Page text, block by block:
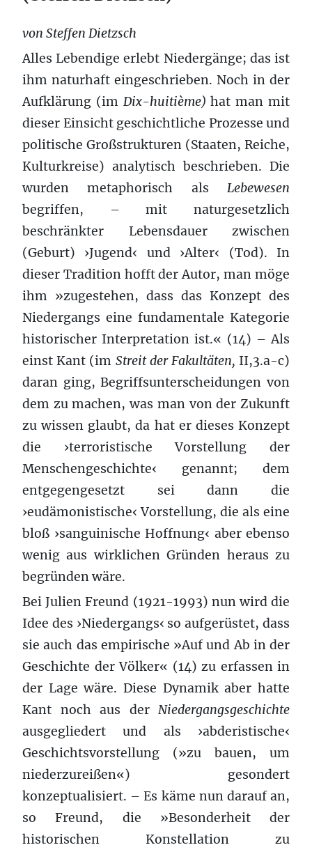
von Steffen Dietzsch
Alles Lebendige erlebt Niedergänge; das ist
ihm naturhaft eingeschrieben. Noch in der
Aufklärung (im Dix-huitième) hat man mit
dieser Einsicht geschichtliche Prozesse und
politische Großstrukturen (Staaten, Reiche,
Kulturkreise) analytisch beschrieben. Die
wurden metaphorisch als Lebewesen
begriffen, – mit naturgesetzlich
beschränkter Lebensdauer zwischen
(Geburt) ›Jugend‹ und ›Alter‹ (Tod). In
dieser Tradition hofft der Autor, man möge
ihm »zugestehen, dass das Konzept des
Niedergangs eine fundamentale Kategorie
historischer Interpretation ist.« (14) – Als
einst Kant (im Streit der Fakultäten, II,3.a-c)
daran ging, Begriffsunterscheidungen von
dem zu machen, was man von der Zukunft
zu wissen glaubt, da hat er dieses Konzept
die ›terroristische Vorstellung der
Menschengeschichte‹ genannt; dem
entgegengesetzt sei dann die
›eudämonistische‹ Vorstellung, die als eine
bloß ›sanguinische Hoffnung‹ aber ebenso
wenig aus wirklichen Gründen heraus zu
begründen wäre.
Bei Julien Freund (1921-1993) nun wird die
Idee des ›Niedergangs‹ so aufgerüstet, dass
sie auch das empirische »Auf und Ab in der
Geschichte der Völker« (14) zu erfassen in
der Lage wäre. Diese Dynamik aber hatte
Kant noch aus der Niedergangsgeschichte
ausgegliedert und als ›abderistische‹
Geschichtsvorstellung (»zu bauen, um
niederzureißen«) gesondert
konzeptualisiert. – Es käme nun darauf an,
so Freund, die »Besonderheit der
historischen Konstellation zu